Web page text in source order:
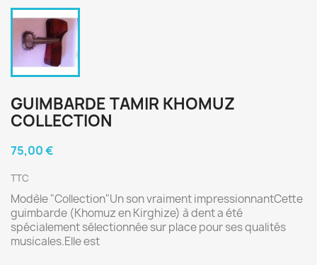
GUIMBARDE TAMIR KHOMUZ
COLLECTION
75,00 €
TTC
Modèle "Collection"Un son vraiment impressionnantCette
guimbarde (Khomuz en Kirghize) à dent a été
spécialement sélectionnée sur place pour ses qualités
musicales.Elle est